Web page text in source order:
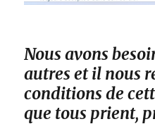
Nous avons
autres et il nous
conditions de
que tous prient,